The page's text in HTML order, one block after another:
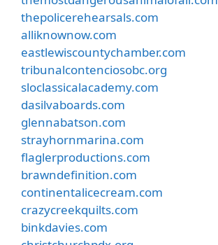
thepolicerehearsals.com
alliknownow.com
eastlewiscountychamber.com
tribunalcontenciosobc.org
sloclassicalacademy.com
dasilvaboards.com
glennabatson.com
strayhornmarina.com
flaglerproductions.com
brawndefinition.com
continentalicecream.com
crazycreekquilts.com
binkdavies.com